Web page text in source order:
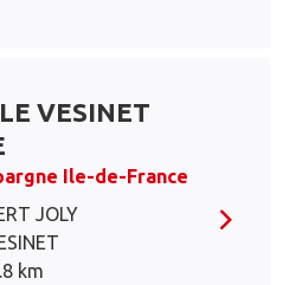
VESINET
Ile-de-France
JOLY
km